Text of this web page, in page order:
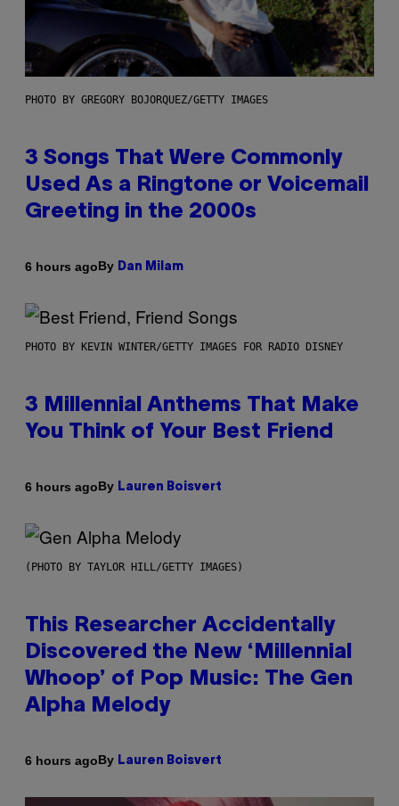
PHOTO BY GREGORY BOJORQUEZ/GETTY IMAGES
3 Songs That Were Commonly
Used As a Ringtone or Voicemail
Greeting in the 2000s
6 hours agoBy Dan Milam
PHOTO BY KEVIN WINTER/GETTY IMAGES FOR RADIO DISNEY
3 Millennial Anthems That Make
You Think of Your Best Friend
6 hours agoBy Lauren Boisvert
(PHOTO BY TAYLOR HILL/GETTY IMAGES)
This Researcher Accidentally
Discovered the New ‘Millennial
Whoop’ of Pop Music: The Gen
Alpha Melody
6 hours agoBy Lauren Boisvert